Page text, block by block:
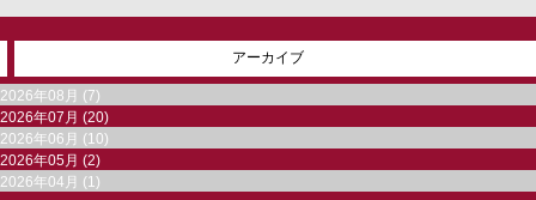
アーカイブ
2026年08月 (7)
2026年07月 (20)
2026年06月 (10)
2026年05月 (2)
2026年04月 (1)